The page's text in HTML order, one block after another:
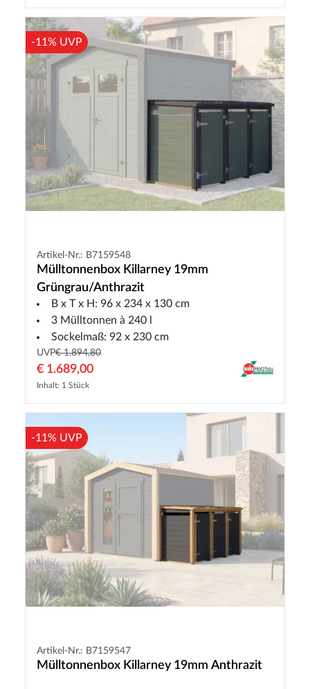
-11% UVP
Artikel-Nr.: B7159548
Mülltonnenbox Killarney 19mm
Grüngrau/Anthrazit
B x T x H: 96 x 234 x 130 cm
3 Mülltonnen à 240 l
Sockelmaß: 92 x 230 cm
UVP€ 1.894,80
€ 1.689,00
Inhalt: 1 Stück
-11% UVP
Artikel-Nr.: B7159547
Mülltonnenbox Killarney 19mm Anthrazit